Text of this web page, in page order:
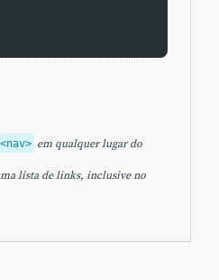
<nav> em qualquer lugar do
lista de links, inclusive no